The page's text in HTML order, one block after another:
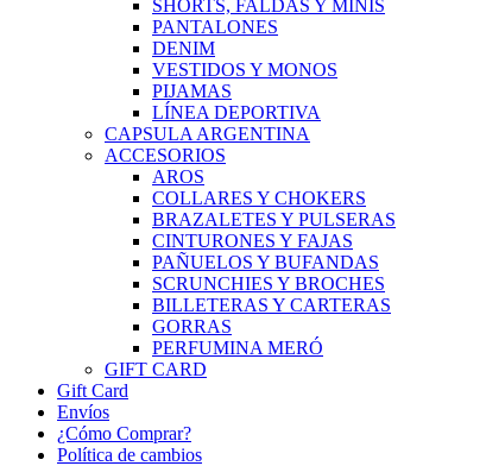
SHORTS, FALDAS Y MINIS
PANTALONES
DENIM
VESTIDOS Y MONOS
PIJAMAS
LÍNEA DEPORTIVA
CAPSULA ARGENTINA
ACCESORIOS
AROS
COLLARES Y CHOKERS
BRAZALETES Y PULSERAS
CINTURONES Y FAJAS
PAÑUELOS Y BUFANDAS
SCRUNCHIES Y BROCHES
BILLETERAS Y CARTERAS
GORRAS
PERFUMINA MERÓ
GIFT CARD
Gift Card
Envíos
¿Cómo Comprar?
Política de cambios